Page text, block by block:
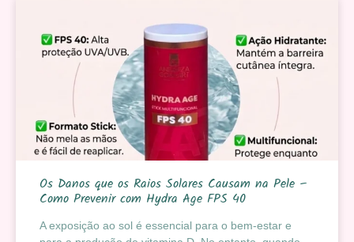
Os Danos que os Raios Solares Causam na Pele –
Como Prevenir com Hydra Age FPS 40
A exposição ao sol é essencial para o bem-estar e